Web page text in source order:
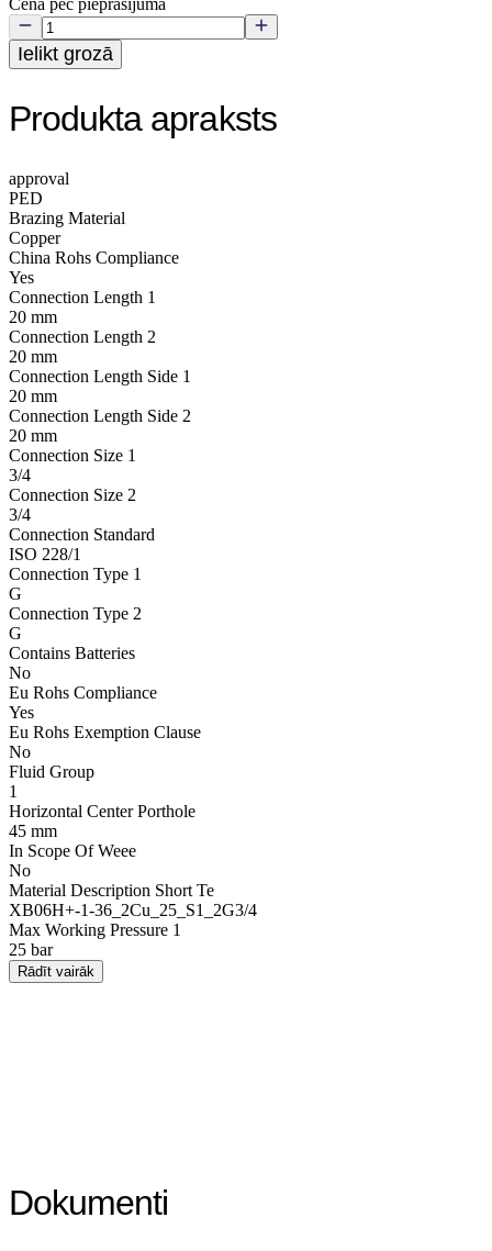
Ielikt grozā
Produkta apraksts
approval
PED
Brazing Material
Copper
China Rohs Compliance
Yes
Connection Length 1
20 mm
Connection Length 2
20 mm
Connection Length Side 1
20 mm
Connection Length Side 2
20 mm
Connection Size 1
3/4
Connection Size 2
3/4
Connection Standard
ISO 228/1
Connection Type 1
G
Connection Type 2
G
Contains Batteries
No
Eu Rohs Compliance
Yes
Eu Rohs Exemption Clause
No
Fluid Group
1
Horizontal Center Porthole
45 mm
In Scope Of Weee
No
Material Description Short Te
XB06H+-1-36_2Cu_25_S1_2G3/4
Max Working Pressure 1
25 bar
Rādīt vairāk
Dokumenti